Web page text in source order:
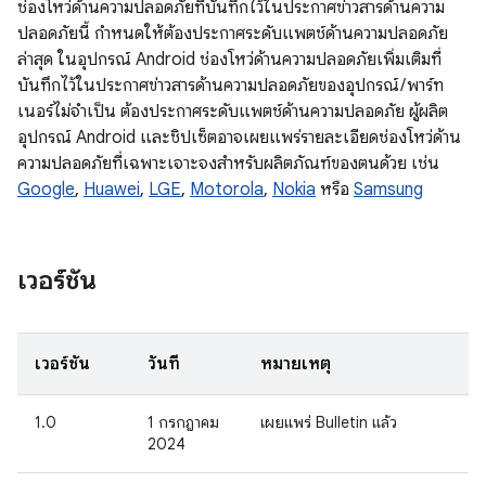
ช่องโหว่ด้านความปลอดภัยที่บันทึกไว้ในประกาศข่าวสารด้านความ
ปลอดภัยนี้ กำหนดให้ต้องประกาศระดับแพตช์ด้านความปลอดภัย
ล่าสุด ในอุปกรณ์ Android ช่องโหว่ด้านความปลอดภัยเพิ่มเติมที่
บันทึกไว้ในประกาศข่าวสารด้านความปลอดภัยของอุปกรณ์ / พาร์ท
เนอร์ไม่จำเป็น ต้องประกาศระดับแพตช์ด้านความปลอดภัย ผู้ผลิต
อุปกรณ์ Android และชิปเซ็ตอาจเผยแพร่รายละเอียดช่องโหว่ด้าน
ความปลอดภัยที่เฉพาะเจาะจงสำหรับผลิตภัณฑ์ของตนด้วย เช่น
Google, Huawei, LGE, Motorola, Nokia หรือ Samsung
เวอร์ชัน
เวอร์ชัน วันที่ หมายเหตุ
1.0
1 กรกฎาคม
2024
เผยแพร่ Bulletin แล้ว